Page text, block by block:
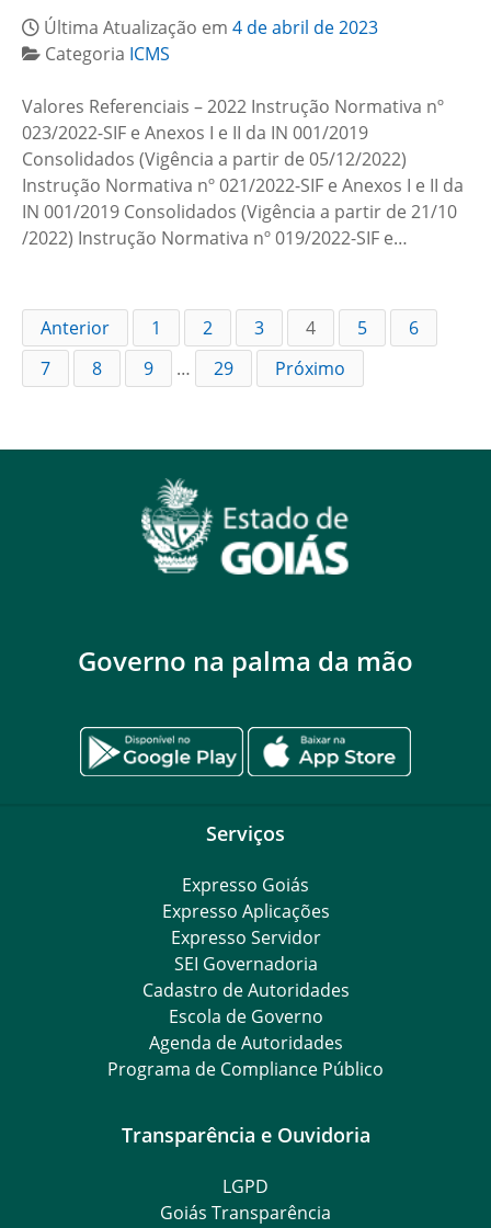
Última Atualização em 4 de abril de 2023
Categoria ICMS
Valores Referenciais – 2022 Instrução Normativa nº
023/2022-SIF e Anexos I e II da IN 001/2019
Consolidados (Vigência a partir de 05/12​/2022)​​ ​
Instrução Normativa nº 021/2022-SIF e Anexos I e II da
IN 001/2019 Consolidados (Vigência a partir de 21/10​
/2022)​​ Instrução Normativa nº 019/2022-SIF e…
Anterior 1 2 3 4 5
6
7
8 9 … 29 Próximo
Governo na palma da mão
Serviços
Expresso Goiás
Expresso Aplicações
Expresso Servidor
SEI Governadoria
Cadastro de Autoridades
Escola de Governo
Agenda de Autoridades
Programa de Compliance Público
Transparência e Ouvidoria
LGPD
Goiás Transparência